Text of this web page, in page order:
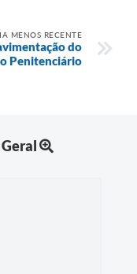
MENOS RECENTE
do
Penitenciário
Geral